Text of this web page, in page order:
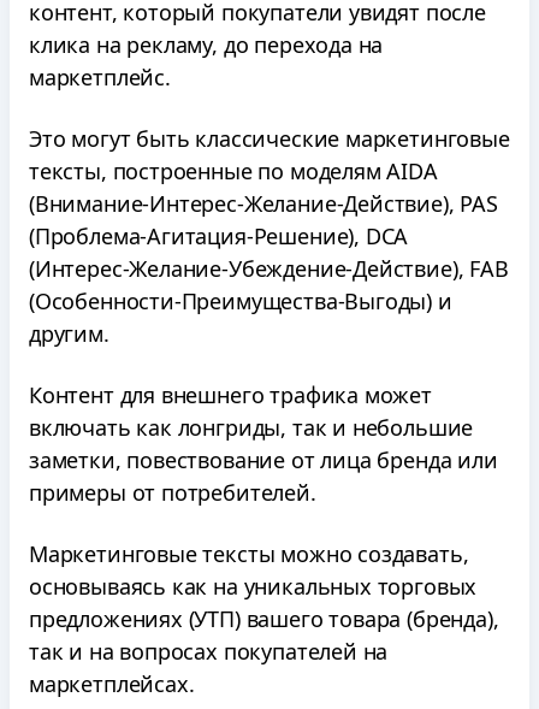
контент, который покупатели увидят после
клика на рекламу, до перехода на
маркетплейс.
Это могут быть классические маркетинговые
тексты, построенные по моделям AIDA
(Внимание-Интерес-Желание-Действие), PAS
(Проблема-Агитация-Решение), DCA
(Интерес-Желание-Убеждение-Действие), FAB
(Особенности-Преимущества-Выгоды) и
другим.
Контент для внешнего трафика может
включать как лонгриды, так и небольшие
заметки, повествование от лица бренда или
примеры от потребителей.
Маркетинговые тексты можно создавать,
основываясь как на уникальных торговых
предложениях (УТП) вашего товара (бренда),
так и на вопросах покупателей на
маркетплейсах.